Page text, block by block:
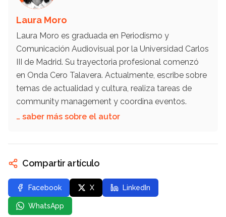
Laura Moro
Laura Moro es graduada en Periodismo y
Comunicación Audiovisual por la Universidad Carlos
III de Madrid. Su trayectoria profesional comenzó
en Onda Cero Talavera. Actualmente, escribe sobre
temas de actualidad y cultura, realiza tareas de
community management y coordina eventos.
… saber más sobre el autor
Compartir artículo
Facebook X LinkedIn
WhatsApp